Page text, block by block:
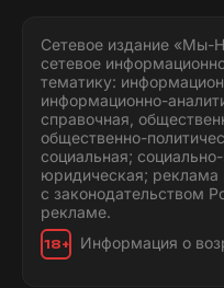
Сетевое издание
сетевое
тематику:
информационно-
справочная,
общественно-
социальная;
юридическая; реклама
с законодательством
рекламе.
18+ Информация о